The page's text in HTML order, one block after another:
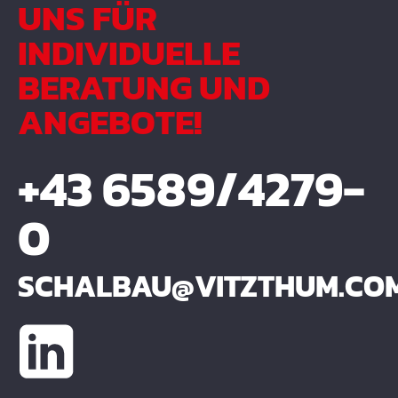
UNS FÜR
INDIVIDUELLE
BERATUNG UND
ANGEBOTE!
+43 6589/4279-
0